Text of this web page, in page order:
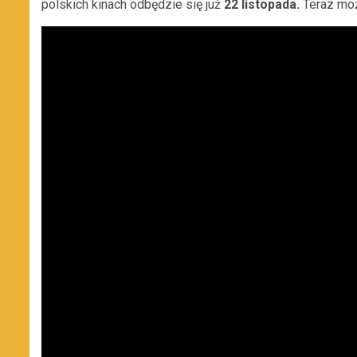
polskich kinach odbędzie się już 22 listopada. Teraz